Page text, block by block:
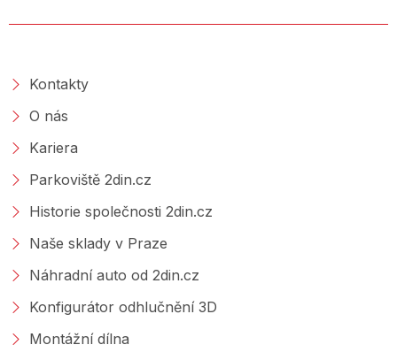
Kontakty
O nás
Kariera
Parkoviště 2din.cz
Historie společnosti 2din.cz
Naše sklady v Praze
Náhradní auto od 2din.cz
Konfigurátor odhlučnění 3D
Montážní dílna